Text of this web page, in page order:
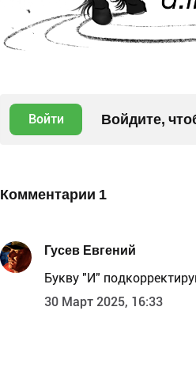
Войти Войдите,
Комментарии 1
Гусев Евгений
Букву "И"
30 Март 2025, 16:33